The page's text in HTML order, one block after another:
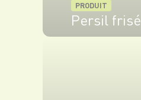
PRODUIT
Persil frisé